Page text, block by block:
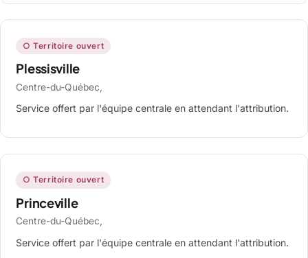
○ Territoire ouvert
Plessisville
Centre-du-Québec,
Service offert par l'équipe centrale en attendant l'attribution.
○ Territoire ouvert
Princeville
Centre-du-Québec,
Service offert par l'équipe centrale en attendant l'attribution.